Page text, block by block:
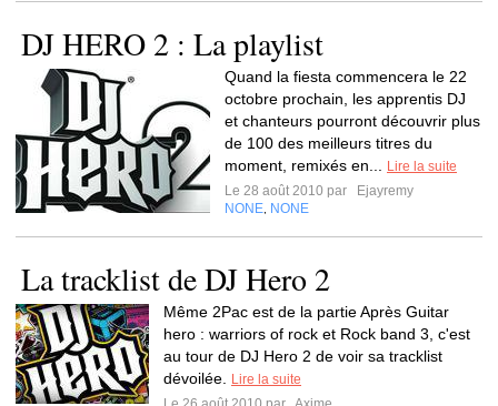
DJ HERO 2 : La playlist
Quand la fiesta commencera le 22
octobre prochain, les apprentis DJ
et chanteurs pourront découvrir plus
de 100 des meilleurs titres du
moment, remixés en...
Lire la suite
Le 28 août 2010 par
Ejayremy
NONE NONE
La tracklist de DJ Hero 2
Même 2Pac est de la partie Après Guitar
hero : warriors of rock et Rock band 3, c'est
au tour de DJ Hero 2 de voir sa tracklist
dévoilée.
Lire la suite